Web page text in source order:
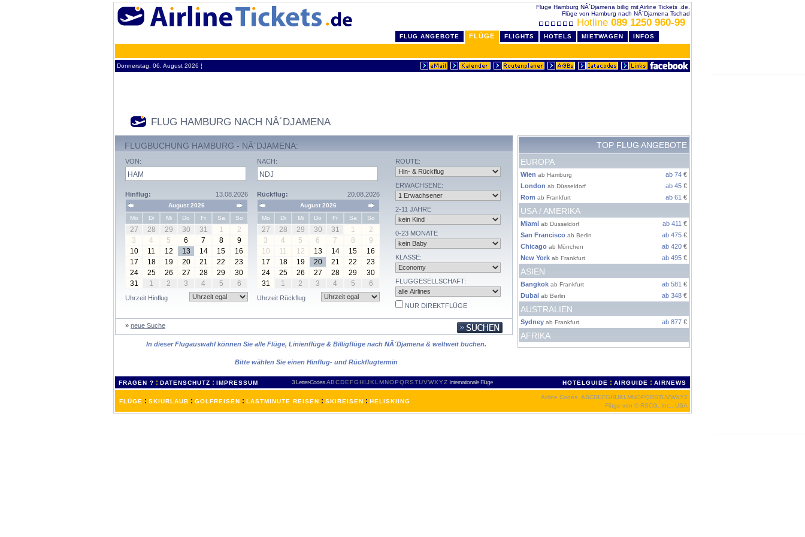
Flüge Hamburg NÂ´Djamena billig mit Airline Tickets .de.
Flüge von Hamburg nach NÂ´Djamena Tschad
Hotline 089 1250 960-99
FLUG ANGEBOTE FLÜGE FLIGHTS HOTELS MIETWAGEN INFOS
Donnerstag, 06. August 2026 ¦
FLUG HAMBURG NACH NÂ´DJAMENA
FLUGBUCHUNG HAMBURG - NÂ´DJAMENA:
VON:
Hinflug: 13.08.2026
August 2026
Mo
Di Mi Do Fr Sa So
27 28 29 30 31 1
2
3
4 5 6 7 8
9
10
11 12 13 14 15
16
17
18 19 20 21 22
23
24
25 26 27 28 29
30
31
1 2 3 4 5 6
Uhrzeit Hinflug
NACH:
Rückflug: 20.08.2026
August 2026
Mo
Di Mi Do Fr Sa So
27 28 29 30 31 1
2
3
4 5 6 7 8
9
10
11 12 13 14 15
16
17
18 19 20 21 22
23
24
25 26 27 28 29
30
31
1 2 3 4 5 6
Uhrzeit Rückflug
ROUTE:
ERWACHSENE:
2-11 JAHRE
0-23 MONATE
KLASSE:
FLUGGESELLSCHAFT:
NUR DIREKTFLÜGE
» neue Suche
In dieser Flugauswahl können Sie alle Flüge, Linienflüge & Billigflüge nach NÂ´Djamena & weltweit buchen.
Bitte wählen Sie einen Hinflug- und Rückflugtermin
TOP FLUG ANGEBOTE
EUROPA
Wien ab Hamburg ab 74 €
London ab Düsseldorf ab 45 €
Rom ab Frankfurt ab 61 €
USA / AMERIKA
Miami ab Düsseldorf ab 411 €
San Francisco ab Berlin ab 475 €
Chicago ab München ab 420 €
New York ab Frankfurt ab 495 €
ASIEN
Bangkok ab Frankfurt ab 581 €
Dubai ab Berlin ab 348 €
AUSTRALIEN
Sydney ab Frankfurt ab 877 €
AFRIKA
FRAGEN ? : DATENSCHUTZ : IMPRESSUM 3 Letter-Codes ABCDEFGH IJKL MNOPQRSTUVWXYZ Internationale Flüge HOTELGUIDE : AIRGUIDE : AIRNEWS
FLÜGE : SKIURLAUB : GOLFREISEN : LASTMINUTE REISEN : SKIREISEN : HELISKIING
Airline Codes ABCDEFGHIJKL MNOPQRSTUVWXYZ
Flüge von © RSCG, Inc., USA